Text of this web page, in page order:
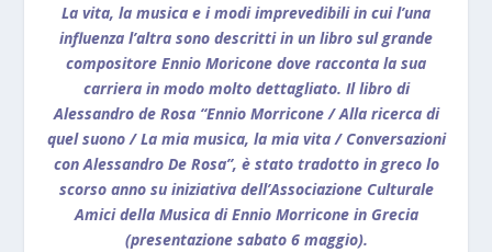
La vita, la musica e i modi imprevedibili in cui l’una
influenza l’altra sono descritti in un libro sul grande
compositore Ennio Moricone dove racconta la sua
carriera in modo molto dettagliato. Il libro di
Alessandro de Rosa “Ennio Morricone / Alla ricerca di
quel suono / La mia musica, la mia vita / Conversazioni
con Alessandro De Rosa”, è stato tradotto in greco lo
scorso anno su iniziativa dell’Associazione Culturale
Amici della Musica di Ennio Morricone in Grecia
(presentazione sabato 6 maggio).